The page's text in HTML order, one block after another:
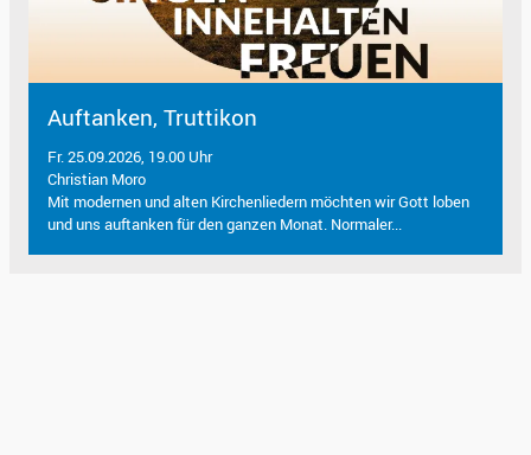
Auftanken, Truttikon
Fr. 25.09.2026, 19.00 Uhr
Christian Moro
Mit modernen und alten Kirchenliedern möchten wir Gott loben
und uns auftanken für den ganzen Monat. Normaler...